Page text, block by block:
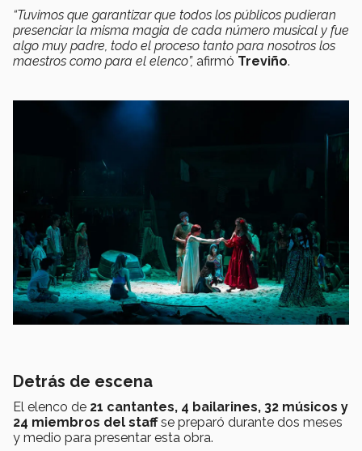
“Tuvimos que garantizar que todos los públicos pudieran
presenciar la misma magia de cada número musical y fue
algo muy padre, todo el proceso tanto para nosotros los
maestros como para el elenco”, afirmó Treviño.
Detrás de escena
El elenco de 21 cantantes, 4 bailarines, 32 músicos y
24 miembros del staffse preparó durante dos meses
y medio para presentar esta obra.